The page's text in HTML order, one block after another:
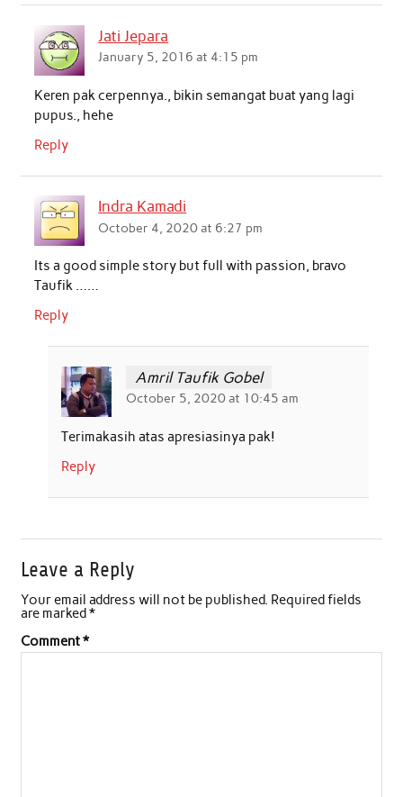
Jati Jepara
January 5, 2016 at 4:15 pm
Keren pak cerpennya., bikin semangat buat yang lagi
pupus., hehe
Reply
Indra Kamadi
October 4, 2020 at 6:27 pm
Its a good simple story but full with passion, bravo
Taufik ……
Reply
Amril Taufik Gobel
October 5, 2020 at 10:45 am
Terimakasih atas apresiasinya pak!
Reply
Leave a Reply
Your email address will not be published. Required fields
are marked *
Comment*